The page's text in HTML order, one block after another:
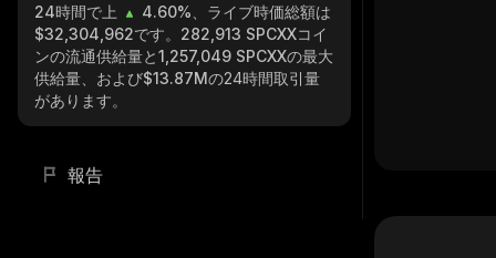
24時間で上
4.60% 、ライブ時価総額は
$32,304,962です。 282,913 SPCXXコイ
ンの流通供給量と1,257,049 SPCXXの最大
供給量、および$13.87Mの24時間取引量
があります。
報告